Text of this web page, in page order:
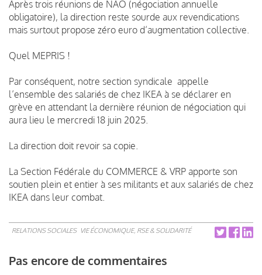
Après trois réunions de NAO (négociation annuelle
obligatoire), la direction reste sourde aux revendications
mais surtout propose zéro euro d’augmentation collective.
Quel MEPRIS !
Par conséquent, notre section syndicale appelle
l’ensemble des salariés de chez IKEA à se déclarer en
grève en attendant la dernière réunion de négociation qui
aura lieu le mercredi 18 juin 2025.
La direction doit revoir sa copie.
La Section Fédérale du COMMERCE & VRP apporte son
soutien plein et entier à ses militants et aux salariés de chez
IKEA dans leur combat.
RELATIONS SOCIALES VIE ÉCONOMIQUE, RSE & SOLIDARITÉ
Pas encore de commentaires